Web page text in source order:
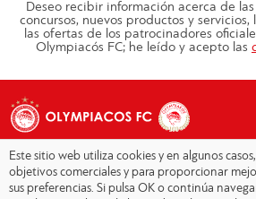
Deseo recibir información acerca de
concursos, nuevos productos y
las ofertas de los patrocinadores
Olympiacós FC; he leído y acepto las
Este sitio web utiliza cookies y en algunos
objetivos comerciales y para proporcionar
sus preferencias. Si pulsa OK o continúa